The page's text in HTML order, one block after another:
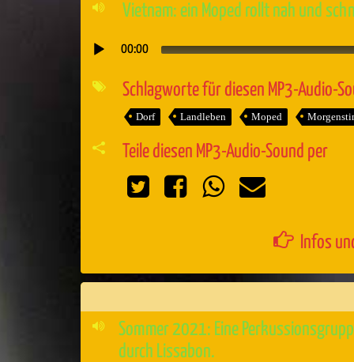
Vietnam: ein Moped rollt nah und
Audio-
Player
00:00
Schlagworte für diesen MP3-Audio-
Dorf Landleben Moped
Teile diesen MP3-Audio-Sound per
Infos
Sommer 2021: Eine
durch Lissabon.